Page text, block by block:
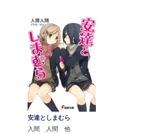
安達としまむら
入間 人間 他